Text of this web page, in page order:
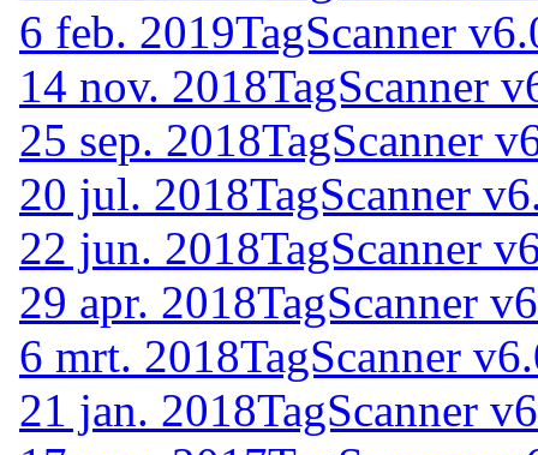
6 feb. 2019TagScanner
14 nov. 2018TagScanner
25 sep. 2018TagScanner
20 jul. 2018TagScanner
22 jun. 2018TagScanner
29 apr. 2018TagScanner
6 mrt. 2018TagScanner
21 jan. 2018TagScanner